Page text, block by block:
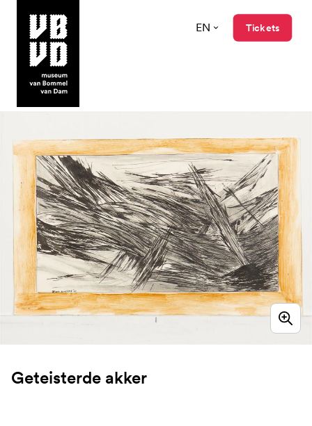
museum van Bommel van Dam
EN Tickets
Geteisterde akker